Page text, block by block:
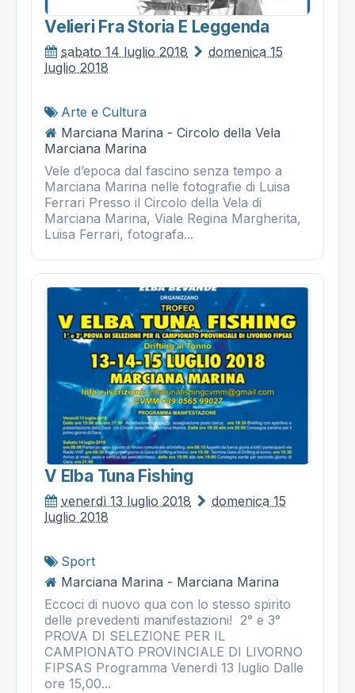
Velieri Fra Storia E Leggenda
sabato 14 luglio 2018
domenica 15
luglio 2018
Arte e Cultura
Marciana Marina - Circolo della Vela
Marciana Marina
Vele d’epoca dal fascino senza tempo a
Marciana Marina nelle fotografie di Luisa
Ferrari Presso il Circolo della Vela di
Marciana Marina, Viale Regina Margherita,
Luisa Ferrari, fotografa...
V Elba Tuna Fishing
venerdì 13 luglio 2018
domenica 15
luglio 2018
Sport
Marciana Marina - Marciana Marina
Eccoci di nuovo qua con lo stesso spirito
delle prevedenti manifestazioni! 2° e 3°
PROVA DI SELEZIONE PER IL
CAMPIONATO PROVINCIALE DI LIVORNO
FIPSAS Programma Venerdì 13 luglio Dalle
ore 15,00...